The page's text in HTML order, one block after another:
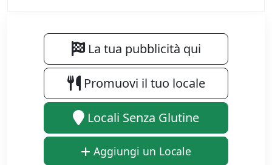
La tua pubblicità qui
Promuovi il tuo locale
Locali Senza Glutine
Aggiungi un Locale